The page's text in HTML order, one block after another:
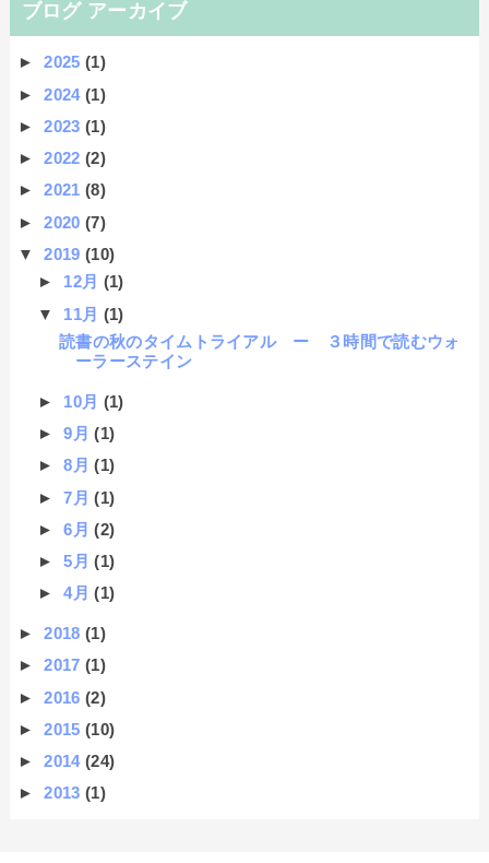
ブログ アーカイブ
►2025(1)
►2024(1)
►2023(1)
►2022(2)
►2021(8)
►2020(7)
▼2019(10)
► 12月 (1)
▼ 11月 (1)
読書の秋のタイムトライアル ー ３時間で読むウォ
ーラーステイン
► 10月 (1)
►9月(1)
►8月(1)
►7月(1)
►6月(2)
►5月(1)
►4月(1)
►2018(1)
►2017(1)
►2016(2)
►2015(10)
►2014(24)
►2013(1)